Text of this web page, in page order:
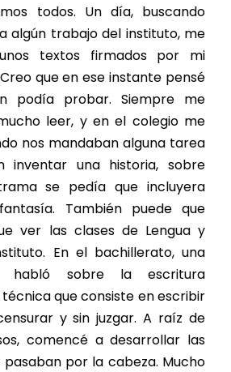
todos. Un día, buscando
algún trabajo del instituto, me
textos firmados por mi
que en ese instante pensé
podía probar. Siempre me
leer, y en el colegio me
nos mandaban alguna tarea
inventar una historia, sobre
se pedía que incluyera
También puede que
ver las clases de Lengua
En el bachillerato, una
habló sobre la escritura
que consiste en escribir
y sin juzgar. A raíz de
, comencé a desarrollar las
pasaban por la cabeza. Mucho